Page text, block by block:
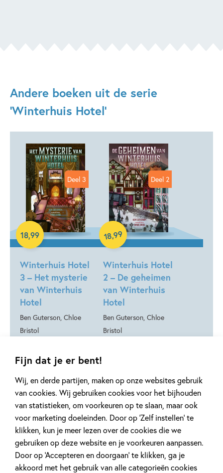
Fijn dat je er bent!
Wij, en derde partijen, maken op onze websites gebruik
van cookies. Wij gebruiken cookies voor het bijhouden
van statistieken, om voorkeuren op te slaan, maar ook
voor marketing doeleinden. Door op ‘Zelf instellen’ te
klikken, kun je meer lezen over de cookies die we
gebruiken op deze website en je voorkeuren aanpassen.
Door op ‘Accepteren en doorgaan’ te klikken, ga je
akkoord met het gebruik van alle categorieën cookies
Andere boeken uit de serie
'Winterhuis Hotel'
Deel 3
Winterhuis Hotel
3 – Het mysterie
van Winterhuis
Hotel
Ben Guterson, Chloe
Bristol
18,99
Hardcover
Deel 2
Winterhuis Hotel
2 – De geheimen
van Winterhuis
Hotel
Ben Guterson, Chloe
Bristol
18,99
Hardcover
Meer Magische Boeken